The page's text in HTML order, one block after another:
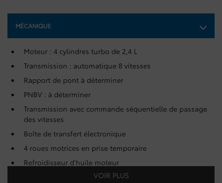
MÉCANIQUE
Moteur : 4 cylindres turbo de 2,4 L
Transmission : automatique 8 vitesses
Rapport de pont à déterminer
PNBV : à déterminer
Transmission avec commande séquentielle de passage
des vitesses
Boîte de transfert électronique
4 roues motrices en prise temporaire
Refroidisseur d'huile moteur
Batterie avec protection antidécharge
VOIR PLUS